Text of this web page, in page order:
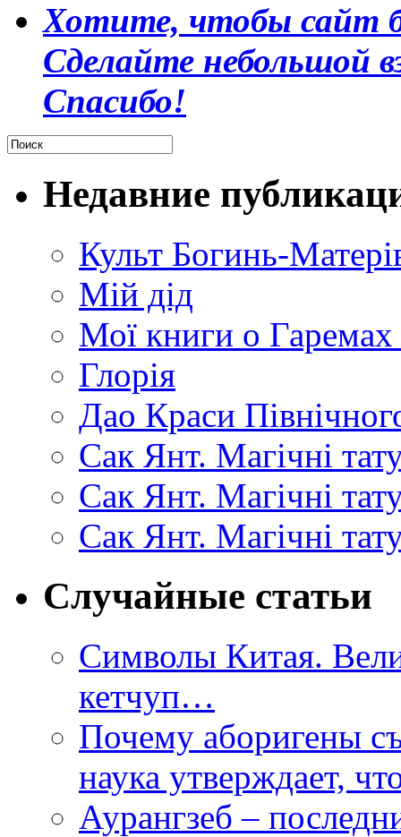
Хотите, чтобы сайт
Сделайте небольшой
Спасибо!
Недавние
Культ Богинь-
Мій дід
Мої книги о
Глорія
Дао Краси
Сак Янт. Магічні
Сак Янт. Магічні
Сак Янт. Магічні
Случайные статьи
Символы Китая.
кетчуп…
Почему аборигены
наука утверждает,
Аурангзеб –